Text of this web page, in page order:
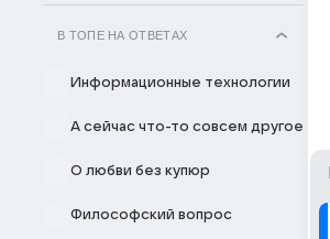
В ТОПЕ НА ОТВЕТАХ
Информационные технологии
А сейчас что-то совсем другое
О любви без купюр
Философский вопрос